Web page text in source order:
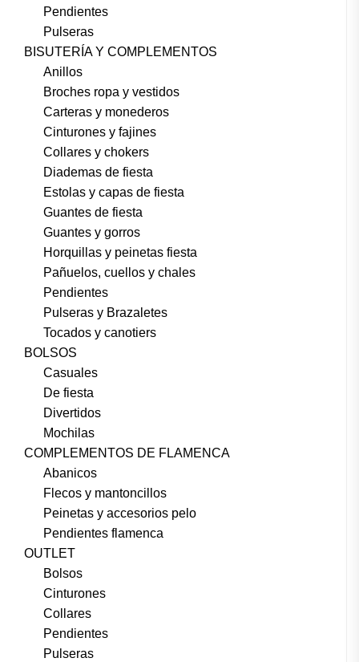
Pendientes
Pulseras
BISUTERÍA Y COMPLEMENTOS
Anillos
Broches ropa y vestidos
Carteras y monederos
Cinturones y fajines
Collares y chokers
Diademas de fiesta
Estolas y capas de fiesta
Guantes de fiesta
Guantes y gorros
Horquillas y peinetas fiesta
Pañuelos, cuellos y chales
Pendientes
Pulseras y Brazaletes
Tocados y canotiers
BOLSOS
Casuales
De fiesta
Divertidos
Mochilas
COMPLEMENTOS DE FLAMENCA
Abanicos
Flecos y mantoncillos
Peinetas y accesorios pelo
Pendientes flamenca
OUTLET
Bolsos
Cinturones
Collares
Pendientes
Pulseras